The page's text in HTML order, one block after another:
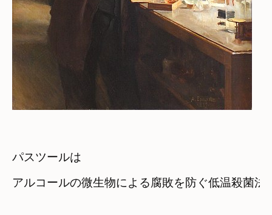
パスツールは
アルコールの微生物による腐敗を防ぐ低温殺菌法